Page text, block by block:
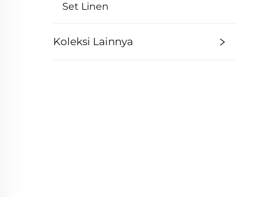
Set Linen
Koleksi Lainnya